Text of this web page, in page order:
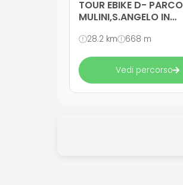
TOUR EBIKE D-
MULINI,S.ANGELO IN
28.2 km 668 m
Vedi percorso